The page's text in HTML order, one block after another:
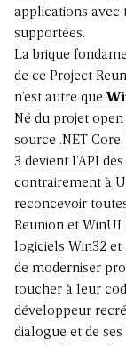
applications avec
supportées.
La brique
de ce Project
n’est autre que
Né du projet open
source .NET
3 devient l’API
contrairement à
reconcevoir
Reunion et
logiciels Win32 et
de moderniser
toucher à leur
développeur
dialogue et de ses